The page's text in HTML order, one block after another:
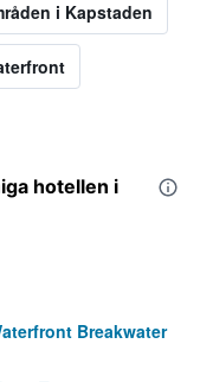
i Kapstaden
hotellen i
Breakwater